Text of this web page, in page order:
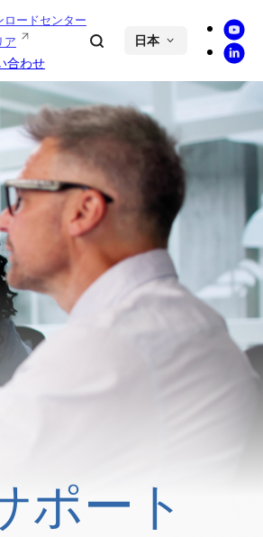
ロードセンター
ア
合わせ
Search 日本
ポート